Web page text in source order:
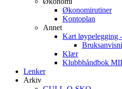
Økonomirutiner
Kontoplan
Annet
Kart løypelegging
Klær
Klubbhåndbok
Lenker
Arkiv